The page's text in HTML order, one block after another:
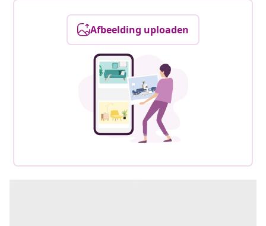
Afbeelding uploaden